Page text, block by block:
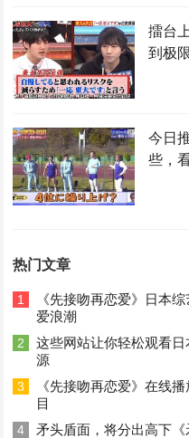
擂台
到极
今日
些，
热门文章
1
《先接吻再恋爱》日本
爱浪潮
2
这些网站让你轻松观看
源
3
《先接吻再恋爱》在线
目
4 矛头盾面，将分出高下